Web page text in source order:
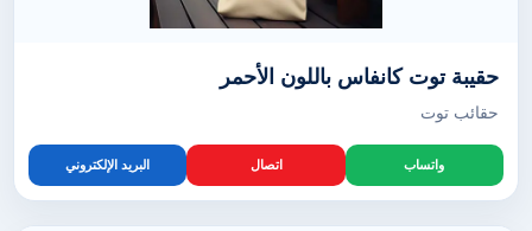
حقيبة توت كانفاس باللون الأحمر
حقائب توت
واتساب اتصال البريد الإلكتروني